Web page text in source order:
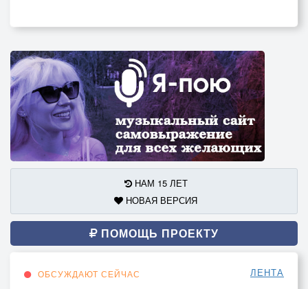
НАМ 15 ЛЕТ
НОВАЯ ВЕРСИЯ
ПОМОЩЬ ПРОЕКТУ
ОБСУЖДАЮТ СЕЙЧАС ЛЕНТА